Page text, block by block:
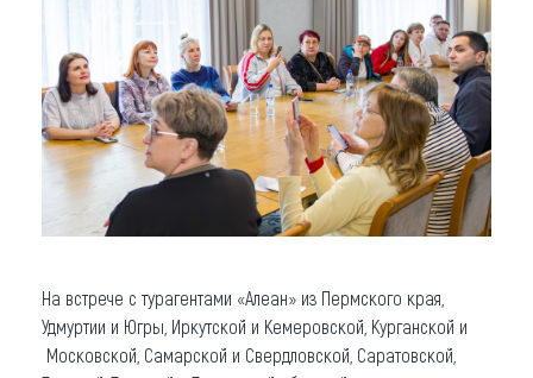
На встрече с турагентами «Алеан» из Пермского края,
Удмуртии и Югры, Иркутской и Кемеровской, Курганской и
Московской, Самарской и Свердловской, Саратовской,